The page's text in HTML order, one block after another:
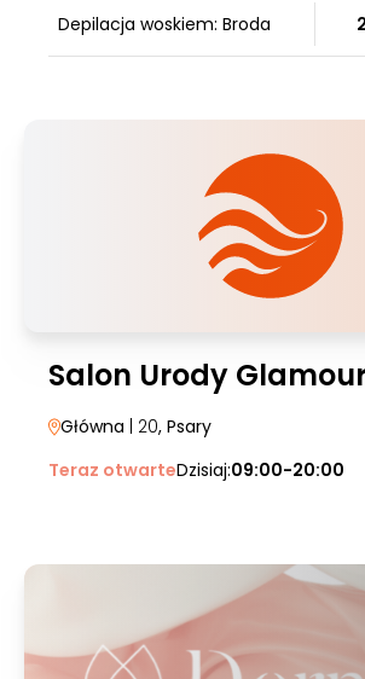
Depilacja woskiem: Broda
Salon Urody
Główna | 20, Psary
Teraz otwarteDzisiaj:09:00-20:00